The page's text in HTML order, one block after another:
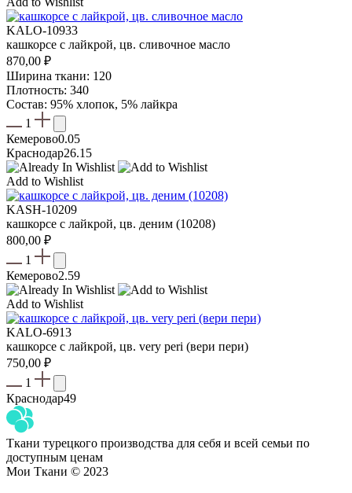
KALO-10933
кашкорсе с лайкрой, цв. сливочное масло
870,00 ₽
Ширина ткани: 120
Плотность: 340
Состав: 95% хлопок, 5% лайкра
1
Кемерово0.05
Краснодар26.15
Add to Wishlist
KASH-10209
кашкорсе с лайкрой, цв. деним (10208)
800,00 ₽
1
Кемерово2.59
Add to Wishlist
KALO-6913
кашкорсе с лайкрой, цв. very peri (вери пери)
750,00 ₽
1
Краснодар49
Ткани турецкого производства для себя и всей семьи по
доступным ценам
Мои Ткани © 2023